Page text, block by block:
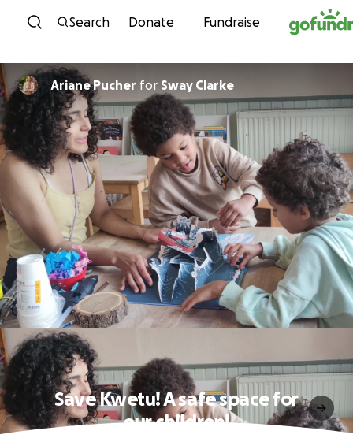
Skip to content
Search Donate Fundraise
Ariane Pucher for Sway Clarke
Save Kwetu! A safe space for
our children!